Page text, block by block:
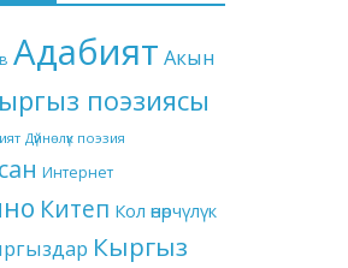
Адабият Акын
поэзиясы
Дүйнөлүк поэзия
Интернет
Китеп Кол өнөрчүлүк
Кыргыз